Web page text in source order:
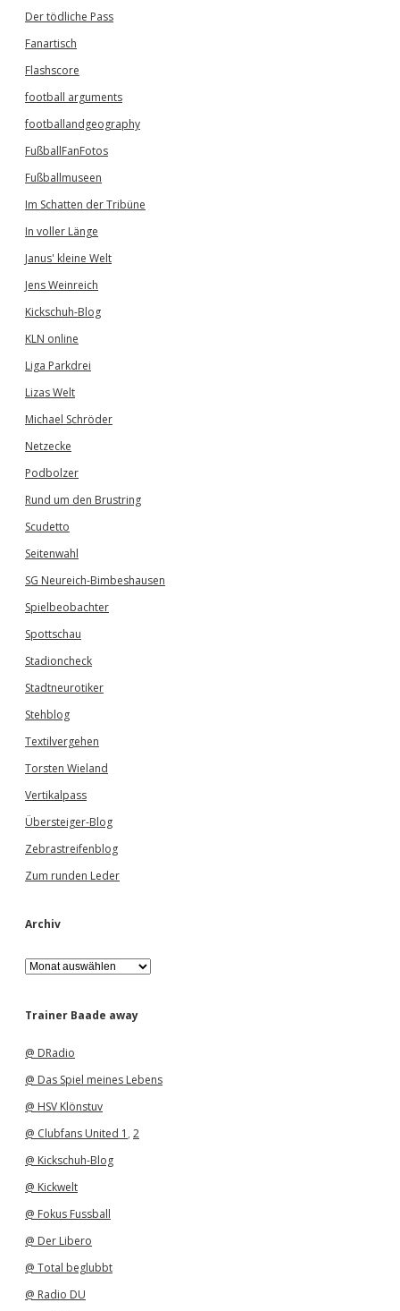
Der tödliche Pass
Fanartisch
Flashscore
football arguments
footballandgeography
FußballFanFotos
Fußballmuseen
Im Schatten der Tribüne
In voller Länge
Janus' kleine Welt
Jens Weinreich
Kickschuh-Blog
KLN online
Liga Parkdrei
Lizas Welt
Michael Schröder
Netzecke
Podbolzer
Rund um den Brustring
Scudetto
Seitenwahl
SG Neureich-Bimbeshausen
Spielbeobachter
Spottschau
Stadioncheck
Stadtneurotiker
Stehblog
Textilvergehen
Torsten Wieland
Vertikalpass
Übersteiger-Blog
Zebrastreifenblog
Zum runden Leder
Archiv
A
r
h
Trainer Baade away
@ DRadio
@ Das Spiel meines Lebens
@ HSV Klönstuv
@ Clubfans United 1 , 2
@ Kickschuh-Blog
@ Kickwelt
@ Fokus Fussball
@ Der Libero
@ Total beglubbt
@ Radio DU